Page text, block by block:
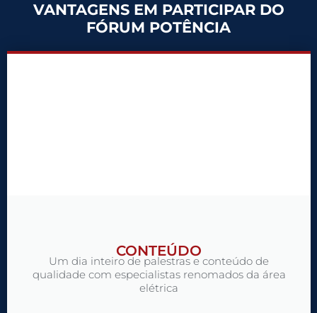
VANTAGENS EM PARTICIPAR DO
FÓRUM POTÊNCIA
CONTEÚDO
Um dia inteiro de palestras e conteúdo de
qualidade com especialistas renomados da área
elétrica